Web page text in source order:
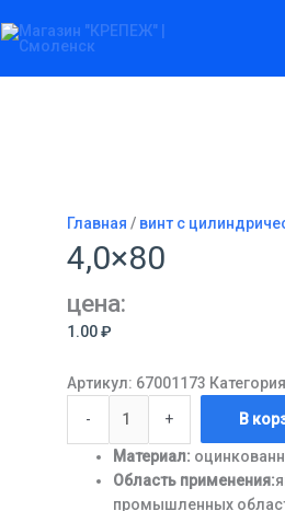
Главная / винт с
4,0×80
цена:
1.00₽
Артикул: 67001173
-
товара
+ В
Материал:
Область применения:
промышленных